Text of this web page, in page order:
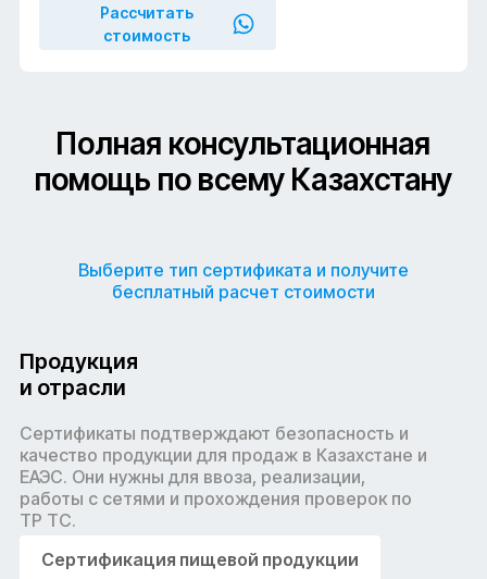
Полная консультационная
помощь по всему Казахстану
Сертификация пищевой продукции
Выберите тип сертификата и получите
бесплатный расчет стоимости
Сертификаты подтверждают безопасность и
качество продукции для продаж в Казахстане и
ЕАЭС. Они нужны для ввоза, реализации,
работы с сетями и прохождения проверок по
ТР ТС.
Рассчитать
стоимость
Продукция
и отрасли